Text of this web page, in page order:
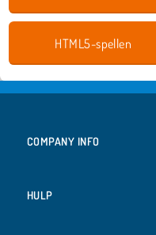
HTML5-spellen
COMPANY INFO
HULP